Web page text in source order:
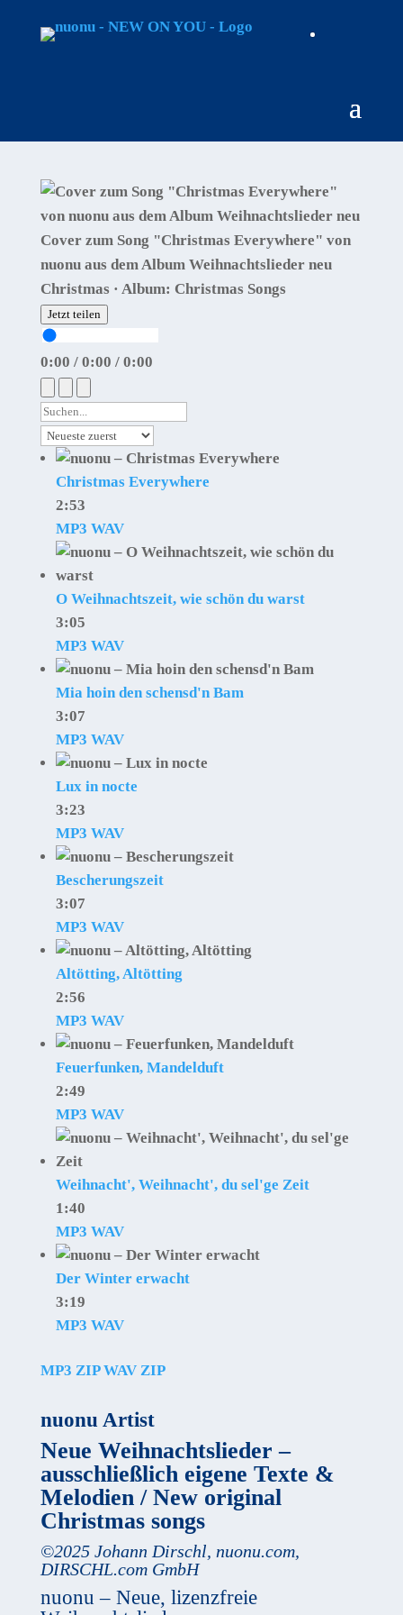
Cover zum Song "Christmas Everywhere" von
nuonu aus dem Album Weihnachtslieder neu
Christmas · Album: Christmas Songs
Jetzt teilen
0:00 / 0:00 / 0:00
Christmas Everywhere
2:53
MP3 WAV
O Weihnachtszeit, wie schön du warst
3:05
MP3 WAV
Mia hoin den schensd'n Bam
3:07
MP3 WAV
Lux in nocte
3:23
MP3 WAV
Bescherungszeit
3:07
MP3 WAV
Altötting, Altötting
2:56
MP3 WAV
Feuerfunken, Mandelduft
2:49
MP3 WAV
Weihnacht', Weihnacht', du sel'ge Zeit
1:40
MP3 WAV
Der Winter erwacht
3:19
MP3 WAV
MP3 ZIP WAV ZIP
nuonu Artist
Neue Weihnachtslieder –
ausschließlich eigene Texte &
Melodien / New original
Christmas songs
©2025 Johann Dirschl, nuonu.com,
DIRSCHL.com GmbH
nuonu – Neue, lizenzfreie